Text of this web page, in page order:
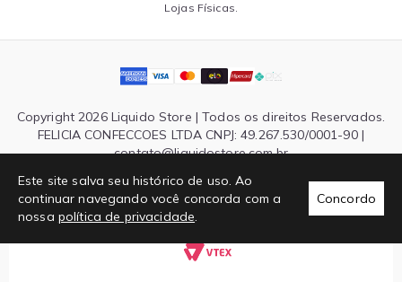
Este site salva seu histórico de uso. Ao
continuar navegando você concorda com a
nossa política de privacidade.
Concordo
Lojas Físicas.
Copyright 2026 Liquido Store | Todos os direitos Reservados.
FELICIA CONFECCOES LTDA CNPJ: 49.267.530/0001-90 |
contato@liquidostore.com.br
000